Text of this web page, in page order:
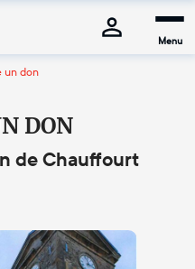
Menu
un don
DON
de Chauffourt